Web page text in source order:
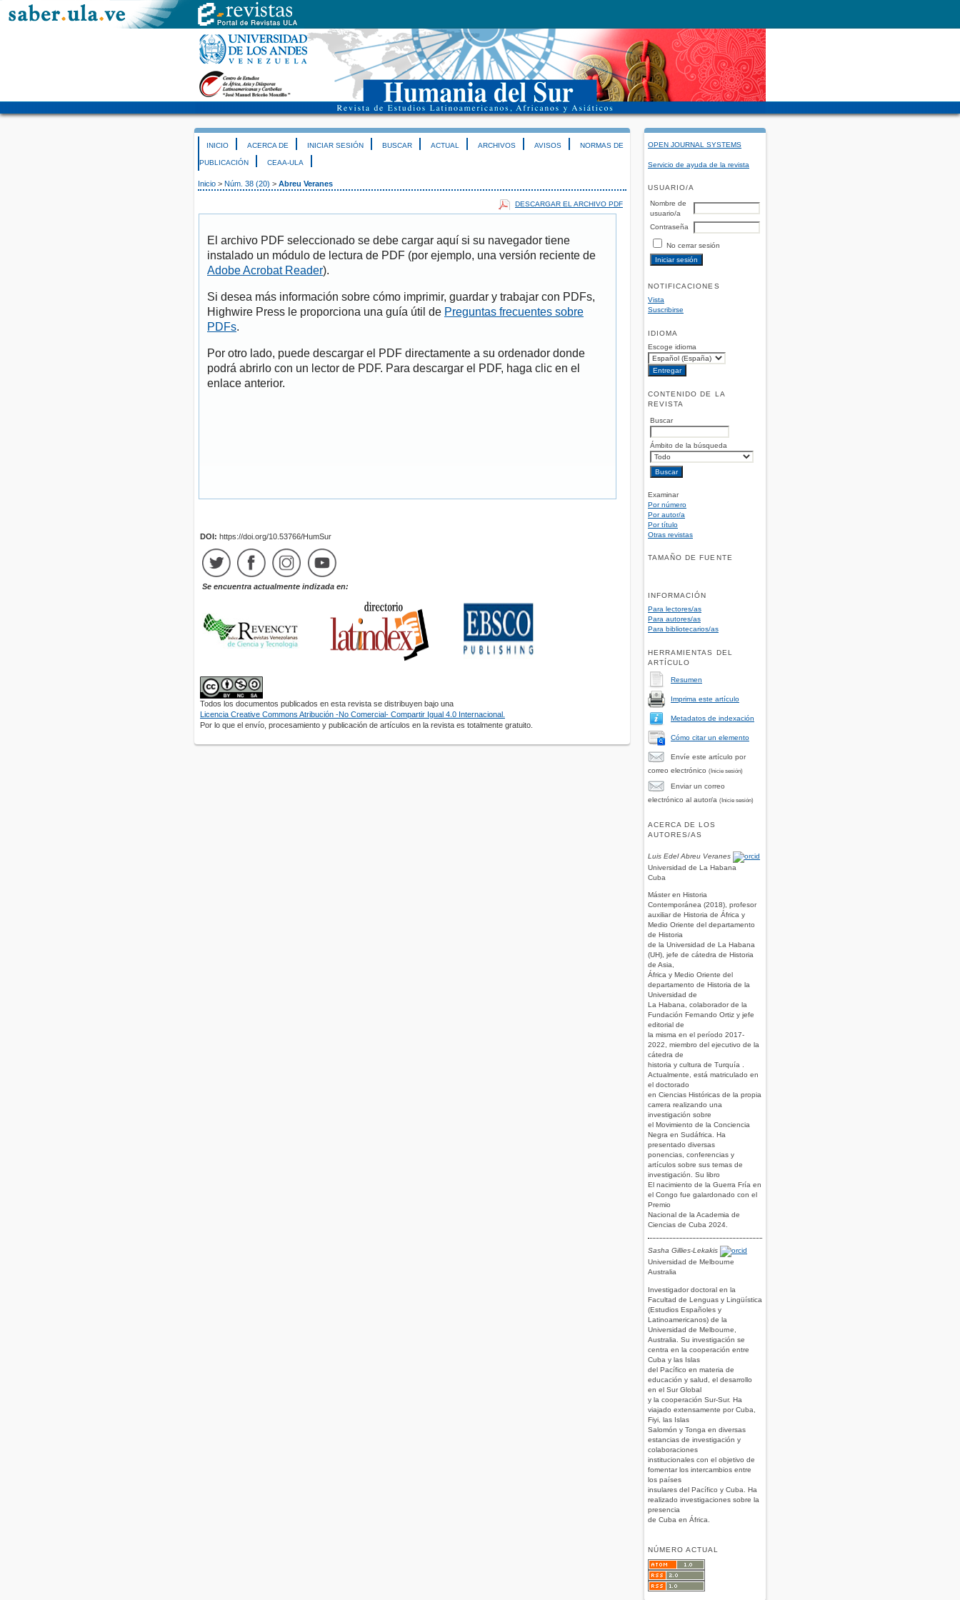
OPEN JOURNAL SYSTEMS
Servicio de ayuda de la revista
USUARIO/A
Nombre de
usuario/a
Contraseña
No cerrar sesión
NOTIFICACIONES
Vista
Suscribirse
IDIOMA
Escoge idioma
CONTENIDO DE LA
REVISTA
Buscar
Ámbito de la búsqueda
Examinar
Por número
Por autor/a
Por título
Otras revistas
TAMAÑO DE FUENTE
INFORMACIÓN
Para lectores/as
Para autores/as
Para bibliotecarios/as
HERRAMIENTAS DEL
ARTÍCULO
Resumen
Imprima este artículo
Metadatos de indexación
Cómo citar un elemento
Envíe este artículo por
correo electrónico (Inicie sesión)
Enviar un correo
electrónico al autor/a (Inicie sesión)
ACERCA DE LOS
AUTORES/AS
Luis Edel Abreu Veranes
Universidad de La Habana
Cuba
Máster en Historia
Contemporánea (2018), profesor
auxiliar de Historia de África y
Medio Oriente del departamento
de Historia
de la Universidad de La Habana
(UH), jefe de cátedra de Historia
de Asia,
África y Medio Oriente del
departamento de Historia de la
Universidad de
La Habana, colaborador de la
Fundación Fernando Ortiz y jefe
editorial de
la misma en el período 2017-
2022, miembro del ejecutivo de la
cátedra de
historia y cultura de Turquía .
Actualmente, está matriculado en
el doctorado
en Ciencias Históricas de la propia
carrera realizando una
investigación sobre
el Movimiento de la Conciencia
Negra en Sudáfrica. Ha
presentado diversas
ponencias, conferencias y
artículos sobre sus temas de
investigación. Su libro
El nacimiento de la Guerra Fría en
el Congo fue galardonado con el
Premio
Nacional de la Academia de
Ciencias de Cuba 2024.
Sasha Gillies-Lekakis
Universidad de Melbourne
Australia
Investigador doctoral en la
Facultad de Lenguas y Lingüística
(Estudios Españoles y
Latinoamericanos) de la
Universidad de Melbourne,
Australia. Su investigación se
centra en la cooperación entre
Cuba y las Islas
del Pacífico en materia de
educación y salud, el desarrollo
en el Sur Global
y la cooperación Sur-Sur. Ha
viajado extensamente por Cuba,
Fiyi, las Islas
Salomón y Tonga en diversas
estancias de investigación y
colaboraciones
institucionales con el objetivo de
fomentar los intercambios entre
los países
insulares del Pacífico y Cuba. Ha
realizado investigaciones sobre la
presencia
de Cuba en África.
NÚMERO ACTUAL
INICIO ACERCA DE INICIAR SESIÓN BUSCAR ACTUAL ARCHIVOS AVISOS NORMAS DE
PUBLICACIÓN CEAA-ULA
Inicio > Núm. 38 (20) > Abreu Veranes
DESCARGAR EL ARCHIVO PDF
El archivo PDF seleccionado se debe cargar aquí si su navegador tiene
instalado un módulo de lectura de PDF (por ejemplo, una versión reciente de
Adobe Acrobat Reader).
Si desea más información sobre cómo imprimir, guardar y trabajar con PDFs,
Highwire Press le proporciona una guía útil de Preguntas frecuentes sobre
PDFs.
Por otro lado, puede descargar el PDF directamente a su ordenador donde
podrá abrirlo con un lector de PDF. Para descargar el PDF, haga clic en el
enlace anterior.
DOI: https://doi.org/10.53766/HumSur
Se encuentra actualmente indizada en:
Todos los documentos publicados en esta revista se distribuyen bajo una
Licencia Creative Commons Atribución -No Comercial- Compartir Igual 4.0 Internacional.
Por lo que el envío, procesamiento y publicación de artículos en la revista es totalmente gratuito.